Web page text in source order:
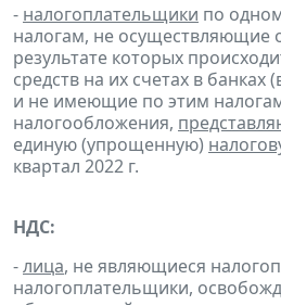
- налогоплательщики по
налогам, не осуществляющие
результате которых
средств на их счетах в банках
и не имеющие по этим
налогообложения,
единую (упрощенную)
квартал 2022 г.
НДС:
-лица, не являющиеся
налогоплательщики,